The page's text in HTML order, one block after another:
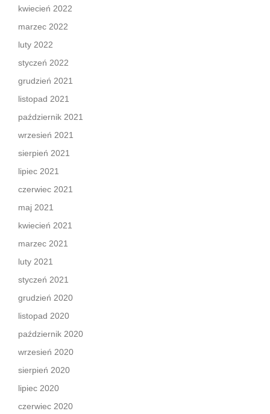
kwiecień 2022
marzec 2022
luty 2022
styczeń 2022
grudzień 2021
listopad 2021
październik 2021
wrzesień 2021
sierpień 2021
lipiec 2021
czerwiec 2021
maj 2021
kwiecień 2021
marzec 2021
luty 2021
styczeń 2021
grudzień 2020
listopad 2020
październik 2020
wrzesień 2020
sierpień 2020
lipiec 2020
czerwiec 2020